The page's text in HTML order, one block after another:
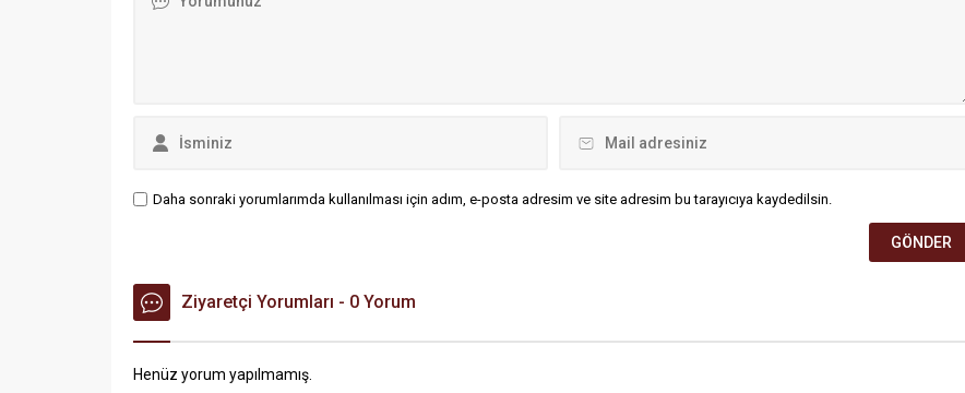
Daha sonraki yorumlarımda kullanılması için adım, e-posta adresim ve site adresim bu tarayıcıya kaydedilsin.
Ziyaretçi Yorumları - 0 Yorum
Henüz yorum yapılmamış.